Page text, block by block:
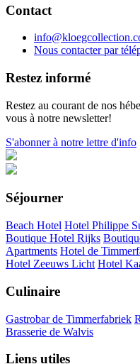
Contact
Nous contacter par
Restez informé
Restez au courant de nos
vous à notre newsletter!
S'abonner à notre lettre d'info
Séjourner
Beach Hotel Hotel Philippe
Boutique Hotel Rijks
Apartments Hotel de
Hotel Zeeuws Licht Hotel
Culinaire
Gastrobar de Timmerfabriek
Brasserie de Walvis
Liens utiles